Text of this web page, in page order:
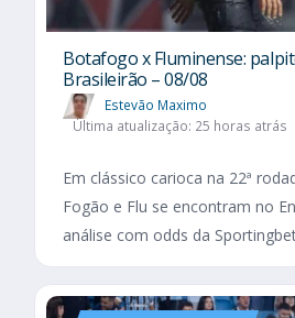
Botafogo x Fluminense:
Brasileirão – 08/08
Estevão Maximo
Última atualização: 25 horas atrás
Em clássico carioca na 22ª
Fogão e Flu se encontram no
análise com odds da